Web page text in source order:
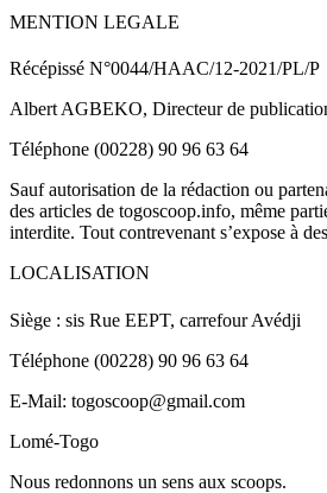
MENTION LEGALE
Récépissé N°0044/HAAC/12-2021/PL/P
Albert AGBEKO, Directeur de
Téléphone (00228) 90 96 63 64
Sauf autorisation de la rédaction ou
des articles de togoscoop.info, même
interdite. Tout contrevenant s’expose à
LOCALISATION
Siège : sis Rue EEPT, carrefour Avédji
Téléphone (00228) 90 96 63 64
E-Mail: togoscoop@gmail.com
Lomé-Togo
Nous redonnons un sens aux scoops.